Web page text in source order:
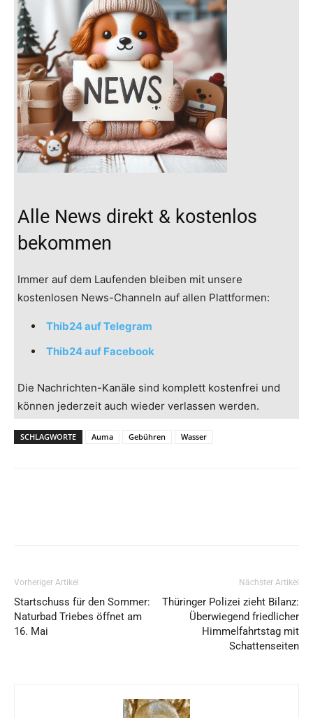
Alle News direkt & kostenlos
bekommen
Immer auf dem Laufenden bleiben mit unsere
kostenlosen News-Channeln auf allen Plattformen:
Thib24 auf Telegram
Thib24 auf Facebook
Die Nachrichten-Kanäle sind komplett kostenfrei und
können jederzeit auch wieder verlassen werden.
SCHLAGWORTE Auma Gebühren Wasser
Vorheriger Artikel
Startschuss für den Sommer:
Naturbad Triebes öffnet am
16. Mai
Nächster Artikel
Thüringer Polizei zieht Bilanz:
Überwiegend friedlicher
Himmelfahrtstag mit
Schattenseiten